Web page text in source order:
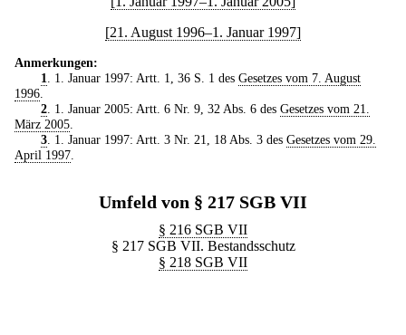
[21. August 1996–1. Januar 1997]
Anmerkungen:
1
. 1. Januar 1997: Artt. 1, 36 S. 1 des Gesetzes vom 7. August
1996
2. 1. Januar 2005: Artt. 6 Nr. 9, 32 Abs. 6 des Gesetzes vom 21.
März 2005
3. 1. Januar 1997: Artt. 3 Nr. 21, 18 Abs. 3 des Gesetzes vom 29.
April 1997
Umfeld von § 217 SGB VII
§ 216 SGB VII
§ 217 SGB VII. Bestandsschutz
§ 218 SGB VII